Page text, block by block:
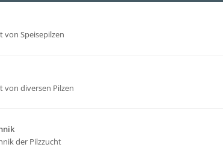
von Speisepilzen
von diversen Pilzen
der Pilzzucht